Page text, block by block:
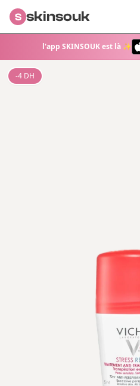
l'app SKINSOUK est là ✨
S skinsouk
-4 DH